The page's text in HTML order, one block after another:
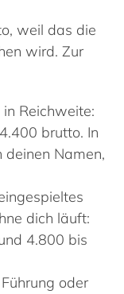
weil das die
wird. Zur
Reichweite:
brutto. In
deinen Namen,
dich läuft:
4.800 bis
oder